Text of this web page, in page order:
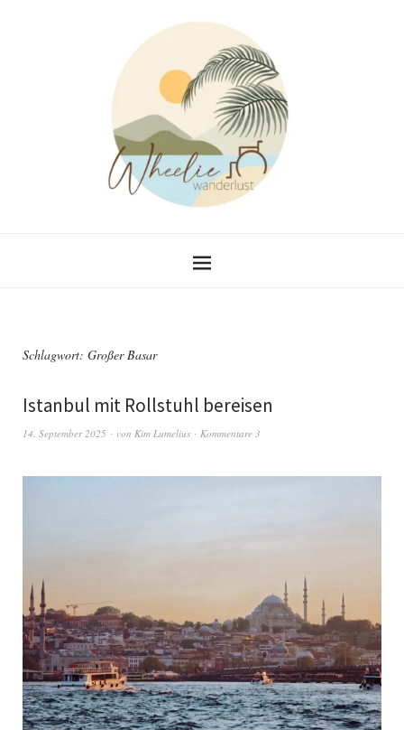
Schlagwort: Großer Basar
Istanbul mit Rollstuhl bereisen
14. September 2025 von Kim Lumelius Kommentare 3